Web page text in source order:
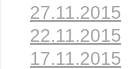
27.11.2015
22.11.2015
17.11.2015